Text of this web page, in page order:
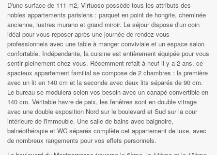
D'une surface de 111 m2, Virtuoso possède tous les attributs des
nobles appartements parisiens : parquet en point de hongrie, cheminée
ancienne, lustres murano et grand miroir. Le séjour dispose d'un coin
idéal pour vous reposer après une journée de rendez-vous
professionnels avec une table à manger conviviale et un espace salon
confortable. Indépendante, la cuisine est entièrement équipée pour vous
sentir pleinement chez vous. Récemment refait à neuf il y a 2 ans, ce
spacieux appartement familial se compose de 2 chambres : la première
avec un lit en 140 cm et la seconde avec deux lits séparés de 90 cm.
Le bureau se modulera selon vos besoin avec un canapé convertible en
140 cm. Véritable havre de paix, les fenêtres sont en double vitrage
avec une double exposition Nord sur le boulevard et Sud sur la cour
intérieure de l'immeuble. Une salle de bains avec baignoire,
balnéothérapie et WC séparés complète cet appartement de luxe, avec
de nombreux rangements pour vos effets personnels.